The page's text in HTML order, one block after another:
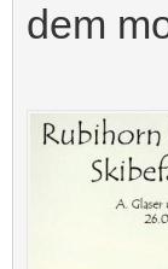
dem